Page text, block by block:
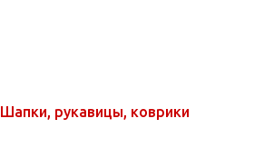
Шапки, рукавицы, коврики